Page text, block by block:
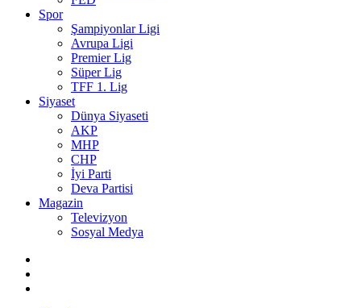
Spor
Şampiyonlar Ligi
Avrupa Ligi
Premier Lig
Süper Lig
TFF 1. Lig
Siyaset
Dünya Siyaseti
AKP
MHP
CHP
İyi Parti
Deva Partisi
Magazin
Televizyon
Sosyal Medya